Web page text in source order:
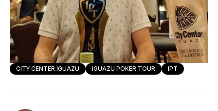
CITY CENTER IGUAZU IGUAZU POKER TOUR IPT